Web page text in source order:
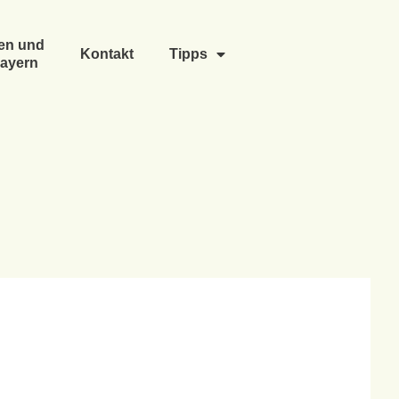
und
Kontakt Tipps